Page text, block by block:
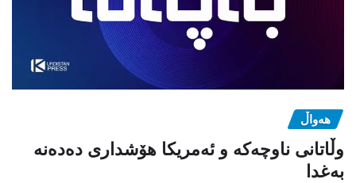
هەواڵ
وڵاتانی ناوچەکە و ئەمریکا هۆشداری دەدەنە
بەغدا